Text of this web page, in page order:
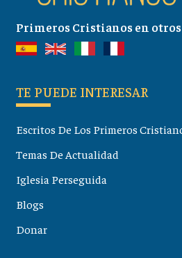
Primeros Cristianos en
TE PUEDE INTERESAR
Escritos De Los Primeros
Temas De Actualidad
Iglesia Perseguida
Blogs
Donar